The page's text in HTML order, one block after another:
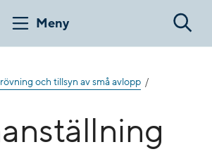
Meny Sök
och tillsyn av små avlopp